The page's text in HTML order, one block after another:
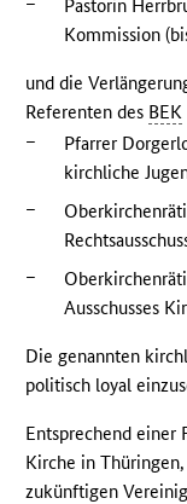
Pastorin
Kommission
und die
Referenten des BEK
–
Pfarrer
kirchliche
–
–
Ausschusses
Die genannten
politisch loyal
Entsprechend einer
Kirche in
zukünftigen